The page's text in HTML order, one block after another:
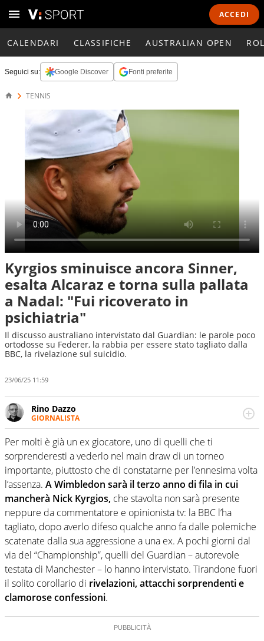
ACCEDI
CALENDARI CLASSIFICHE AUSTRALIAN OPEN
Seguici su: Google Discover Fonti preferite
TENNIS
Kyrgios sminuisce ancora Sinner,
esalta Alcaraz e torna sulla pallata
a Nadal: "Fui ricoverato in
psichiatria"
Il discusso australiano intervistato dal Guardian: le parole poco
ortodosse su Federer, la rabbia per essere stato tagliato dalla
BBC, la rivelazione sul suicidio.
23/06/25 11:59
Rino Dazzo
GIORNALISTA
Se mai ci fosse modo di traslare il glossario del calcio in
una nicchia di esperti, lui ne farebbe parte. Non si perde
una svista arbitrale né gli umori social del mondo delle
curve
Per molti è già un ex giocatore, uno di quelli che ti
sorprenderesti a vederlo nel main draw di un torneo
importante, piuttosto che di constatarne per l’ennesima volta
l’assenza. A Wimbledon sarà il terzo anno di fila in cui
mancherà Nick Kyrgios, che stavolta non sarà presente
neppure da commentatore e opinionista tv: la BBC l’ha
tagliato, dopo averlo difeso qualche anno fa dalle polemiche
scatenate dalla sua aggressione a una ex. A pochi giorni dal
via del “Championship”, quelli del Guardian – autorevole
testata di Manchester – lo hanno intervistato. Tirandone fuori
il solito corollario di rivelazioni, attacchi sorprendenti e
clamorose confessioni.